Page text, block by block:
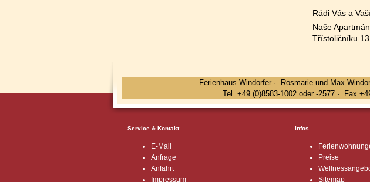
Rádi Vás a
Naše
Třístoličníku
Ferienhaus Windorfer · Rosmarie und Max
Tel. +49 (0)8583-1002 oder -2577 · Fax
Service & Kontakt
E-Mail
Anfrage
Anfahrt
Impressum
Infos
Preise
Sitemap